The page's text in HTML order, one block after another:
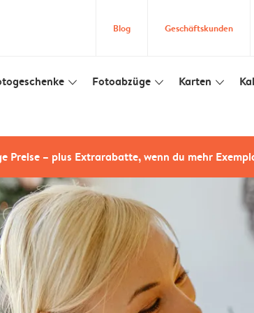
Blog Geschäftskunden
slim_arrow_down Fotoabzüge slim_arrow_down Karten slim_arrow_down
Preise – plus Extrarabatte, wenn du mehr